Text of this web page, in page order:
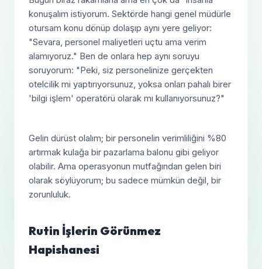
konuşalım istiyorum. Sektörde hangi genel müdürle
otursam konu dönüp dolaşıp aynı yere geliyor:
"Sevara, personel maliyetleri uçtu ama verim
alamıyoruz." Ben de onlara hep aynı soruyu
soruyorum: "Peki, siz personelinize gerçekten
otelcilik mi yaptırıyorsunuz, yoksa onları pahalı birer
'bilgi işlem' operatörü olarak mı kullanıyorsunuz?"
Gelin dürüst olalım; bir personelin verimliliğini %80
artırmak kulağa bir pazarlama balonu gibi geliyor
olabilir. Ama operasyonun mutfağından gelen biri
olarak söylüyorum; bu sadece mümkün değil, bir
zorunluluk.
Rutin İşlerin Görünmez
Hapishanesi